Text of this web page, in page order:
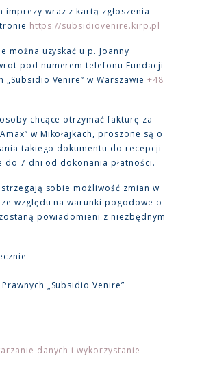
imprezy wraz z kartą zgłoszenia
https://subsidiovenire.kirp.pl
można uzyskać u p. Joanny
pod numerem telefonu Fundacji
„Subsidio Venire” w Warszawie +48
chcące otrzymać fakturę za
w Mikołajkach, proszone są o
takiego dokumentu do recepcji
do 7 dni od dokonania płatności.
sobie możliwość zmian w
względu na warunki pogodowe o
powiadomieni z niezbędnym
„Subsidio Venire”
danych i wykorzystanie